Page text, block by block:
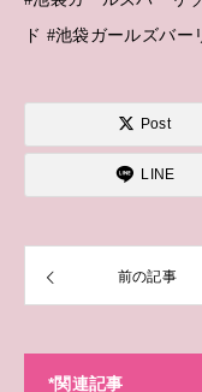
ド #池袋ガールズバ
Post
LINE
前の記事
*関連記事